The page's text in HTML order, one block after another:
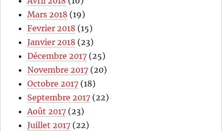
Mars 2018 (19)
Fevrier 2018 (15)
Janvier 2018 (23)
Décembre 2017 (25)
Novembre 2017 (20)
Octobre 2017 (18)
Septembre 2017 (22)
Août 2017 (23)
Juillet 2017 (22)